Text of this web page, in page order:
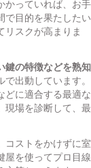
かっていれば、お手
で目的を果たしたい
リスクが高まりま
鍵の特徴などを熟知
出動しています。
どに適合する最適な
現場を診断して、最
コストをかけずに室
屋を使ってプロ目線